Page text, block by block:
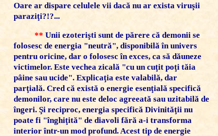
Oare ar dispare celulele vii dacă nu ar exista viruşii
paraziţi?!?...
** Unii ezoterişti sunt de părere că demonii se
folosesc de energia "neutră", disponibilă în univers
pentru oricine, dar o folosesc în exces, ca să dăuneze
victimelor. Este vechea zicală "cu un cuţit poţi tăia
pâine sau ucide". Explicaţia este valabilă, dar
parţială. Cred că există o energie esenţială specifică
demonilor, care nu este deloc agreeată sau uzitabilă de
îngeri. Şi reciproc, energia specifică Divinităţii nu
poate fi "înghiţită" de diavoli fără a-i transforma
interior într-un mod profund. Acest tip de energie